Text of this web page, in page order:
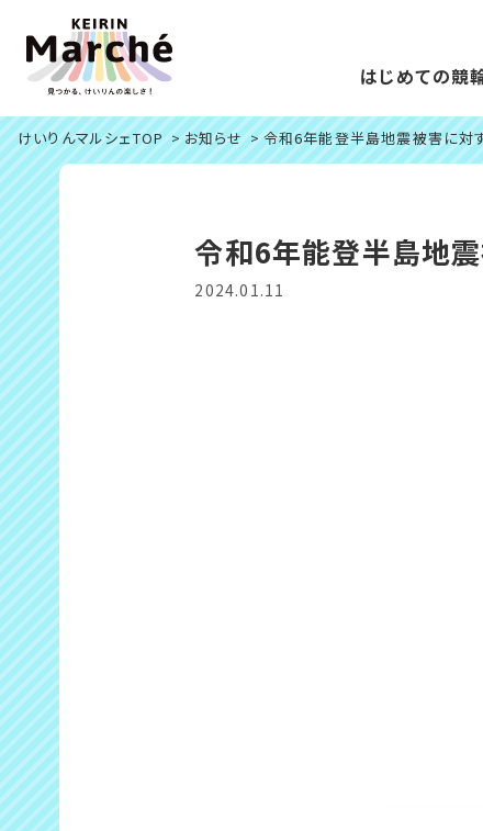
はじめての競
けいりんマルシェTOP お知らせ 令和6年能登半島地震被害に対
令和6年能登半島地
2024.01.11